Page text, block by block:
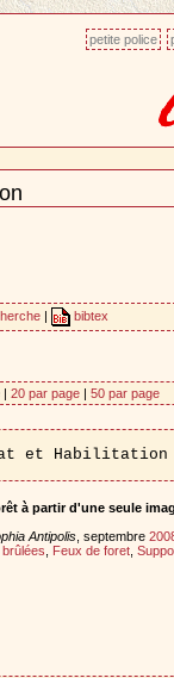
petite police
bibtex
| 20 par page | 50 par page
et Habilitation
à partir d'une seule
Antipolis, septembre
Feux de foret,